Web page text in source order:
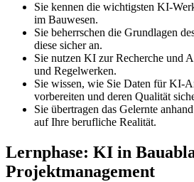
Sie kennen die wichtigsten KI-
im Bauwesen.
Sie beherrschen die Grundlagen
diese sicher an.
Sie nutzen KI zur Recherche und
und Regelwerken.
Sie wissen, wie Sie Daten für KI-
vorbereiten und deren Qualität
Sie übertragen das Gelernte
auf Ihre berufliche Realität.
Lernphase: KI in
Projektmanagement